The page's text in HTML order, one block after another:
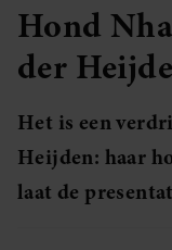
Hond
der
Het is een
Heijden: haar
laat de